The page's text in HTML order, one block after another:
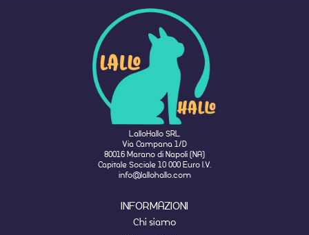
LalloHallo SRL
Via Campana 1/D
80016 Marano di Napoli (NA)
Capitale Sociale 10 000 Euro I.V.
info@lallohallo.com
INFORMAZIONI
Chi siamo